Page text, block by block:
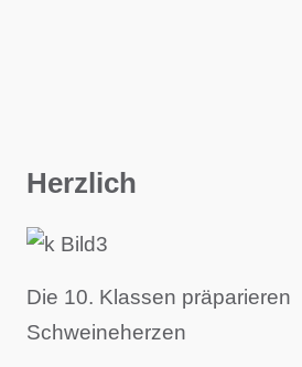
Herzlich
Die 10. Klassen präparieren
Schweineherzen